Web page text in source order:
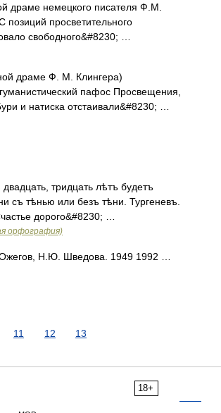
драме немецкого писателя Ф.М.
позиций просветительного
свободного&#8230; …
драме Ф. М. Клингера)
пафос Просвещения,
и натиска отстаивали&#8230; …
тридцать лѣтъ будетъ
съ тѣнью или безъ тѣни. Тургеневъ.
дорого&#8230; …
орфография)
Н.Ю. Шведова. 1949 1992 …
11 12 13
18+